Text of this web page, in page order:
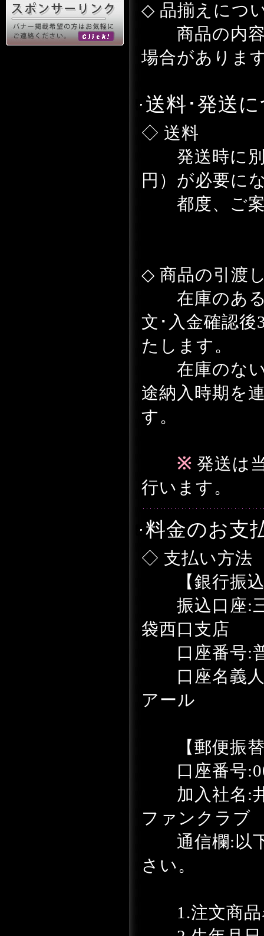
◇ 品揃えにつ
商品の内容
場合がありま
送料･発送
◇ 送料
発送時に別
円）が必要に
都度、ご案
◇ 商品の引渡
在庫のある
文･入金確認後
たします。
在庫のない
途納入時期を
す。
※ 発送は
行います。
料金のお支
◇ 支払い方法
【銀行振込
振込口座:三
袋西口支店
口座番号:普
口座名義人:
アール
【郵便振
口座番号
加入社名:井
ファンクラブ
通信欄:以下
さい。
1.注文商品